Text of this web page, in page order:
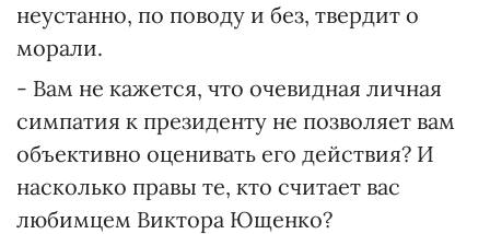
неустанно, по поводу и без, твердит о
морали.
- Вам не кажется, что очевидная личная
симпатия к президенту не позволяет вам
объективно оценивать его действия? И
насколько правы те, кто считает вас
любимцем Виктора Ющенко?